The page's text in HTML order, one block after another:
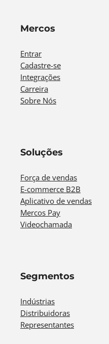
Mercos
Entrar
Cadastre-se
Integrações
Carreira
Sobre Nós
Soluções
Força de vendas
E-commerce B2B
Aplicativo de vendas
Mercos Pay
Videochamada
Segmentos
Indústrias
Distribuidoras
Representantes